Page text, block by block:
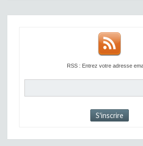
RSS : Entrez votre adresse